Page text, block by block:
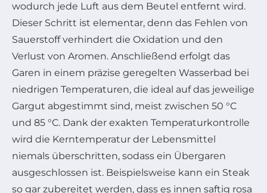
wodurch jede Luft aus dem Beutel entfernt wird.
Dieser Schritt ist elementar, denn das Fehlen von
Sauerstoff verhindert die Oxidation und den
Verlust von Aromen. Anschließend erfolgt das
Garen in einem präzise geregelten Wasserbad bei
niedrigen Temperaturen, die ideal auf das jeweilige
Gargut abgestimmt sind, meist zwischen 50 °C
und 85 °C. Dank der exakten Temperaturkontrolle
wird die Kerntemperatur der Lebensmittel
niemals überschritten, sodass ein Übergaren
ausgeschlossen ist. Beispielsweise kann ein Steak
so gar zubereitet werden, dass es innen saftig rosa